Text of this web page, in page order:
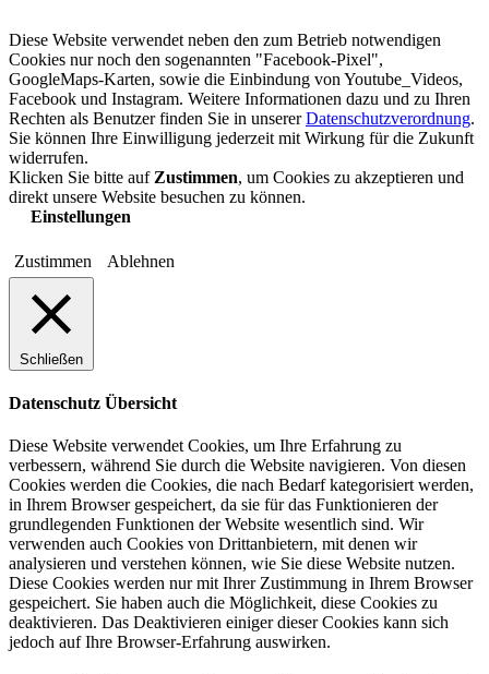
Diese Website verwendet neben den zum Betrieb notwendigen
Cookies nur noch den sogenannten "Facebook-Pixel",
GoogleMaps-Karten, sowie die Einbindung von Youtube_Videos,
Facebook und Instagram. Weitere Informationen dazu und zu Ihren
Rechten als Benutzer finden Sie in unsererDatenschutzverordnung.
Sie können Ihre Einwilligung jederzeit mit Wirkung für die Zukunft
widerrufen.
Klicken Sie bitte auf Zustimmen, um Cookies zu akzeptieren und
direkt unsere Website besuchen zu können.
Einstellungen
Zustimmen Ablehnen
Schließen
Datenschutz Übersicht
Diese Website verwendet Cookies, um Ihre Erfahrung zu
verbessern, während Sie durch die Website navigieren. Von diesen
Cookies werden die Cookies, die nach Bedarf kategorisiert werden,
in Ihrem Browser gespeichert, da sie für das Funktionieren der
grundlegenden Funktionen der Website wesentlich sind. Wir
verwenden auch Cookies von Drittanbietern, mit denen wir
analysieren und verstehen können, wie Sie diese Website nutzen.
Diese Cookies werden nur mit Ihrer Zustimmung in Ihrem Browser
gespeichert. Sie haben auch die Möglichkeit, diese Cookies zu
deaktivieren. Das Deaktivieren einiger dieser Cookies kann sich
jedoch auf Ihre Browser-Erfahrung auswirken.